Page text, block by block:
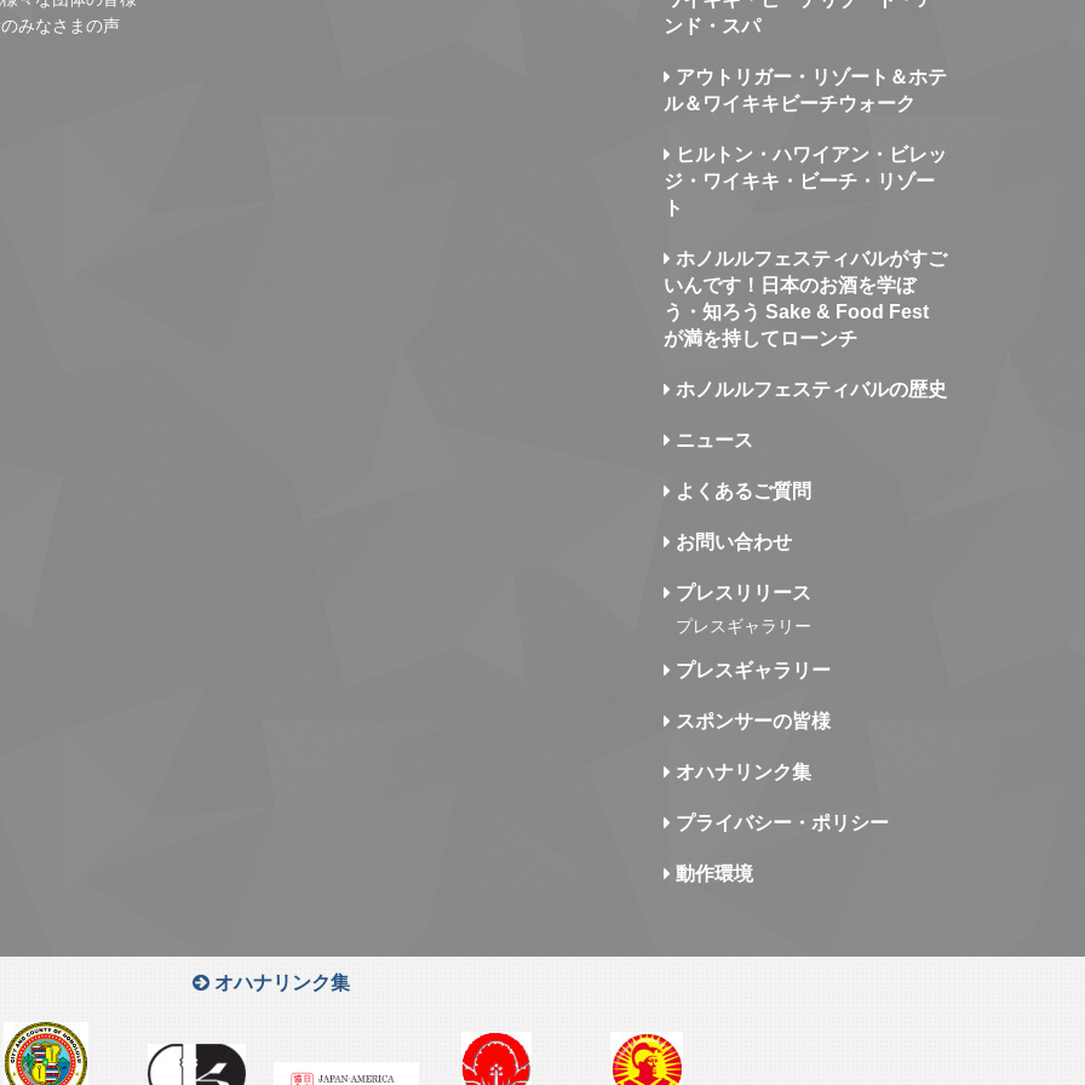
みなさまの声
ンド・スパ
アウトリガー・リゾート＆ホテ
ル＆ワイキキビーチウォーク
ヒルトン・ハワイアン・ビレッ
ジ・ワイキキ・ビーチ・リゾー
ト
ホノルルフェスティバルがすご
いんです！日本のお酒を学ぼ
う・知ろう Sake & Food Fest
が満を持してローンチ
ホノルルフェスティバルの歴史
ニュース
よくあるご質問
お問い合わせ
プレスリリース
プレスギャラリー
プレスギャラリー
スポンサーの皆様
オハナリンク集
プライバシー・ポリシー
動作環境
オハナリンク集